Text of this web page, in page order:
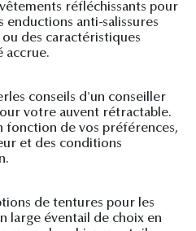
réfléchissants pour
enductions anti-salissures
des caractéristiques
accrue.
conseils d'un conseiller
votre auvent rétractable.
fonction de vos préférences,
et des conditions
de tentures pour les
large éventail de choix en